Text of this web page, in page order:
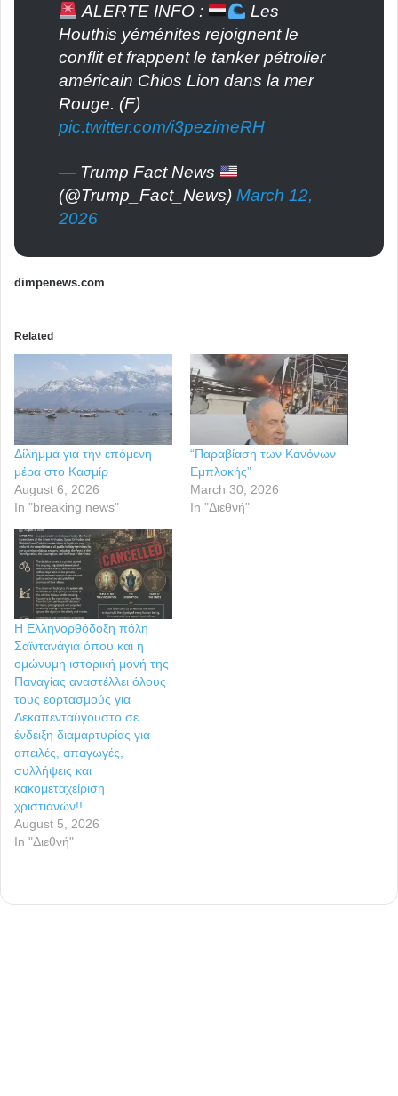
ALERTE INFO :
Les
Houthis yéménites rejoignent le
conflit et frappent le tanker pétrolier
américain Chios Lion dans la mer
Rouge. (F)
pic.twitter.com/i3pezimeRH
— Trump Fact News
(@Trump_Fact_News) March 12,
2026
dimpenews.com
Related
Δίλημμα για την επόμενη
μέρα στο Κασμίρ
August 6, 2026
In "breaking news"
“Παραβίαση των Κανόνων
Εμπλοκής”
March 30, 2026
In "Διεθνή"
Η Ελληνορθόδοξη πόλη
Σαϊντανάγια όπου και η
ομώνυμη ιστορική μονή της
Παναγίας αναστέλλει όλους
τους εορτασμούς για
Δεκαπενταύγουστο σε
ένδειξη διαμαρτυρίας για
απειλές, απαγωγές,
συλλήψεις και
κακομεταχείριση
χριστιανών!!
August 5, 2026
In "Διεθνή"